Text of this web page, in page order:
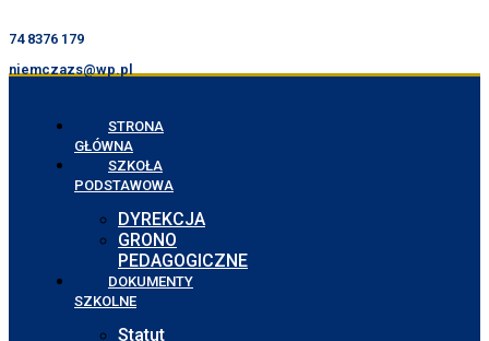
74 8376 179
niemczazs@wp.pl
STRONA
GŁÓWNA
SZKOŁA
PODSTAWOWA
DYREKCJA
GRONO
PEDAGOGICZNE
DOKUMENTY
SZKOLNE
Statut